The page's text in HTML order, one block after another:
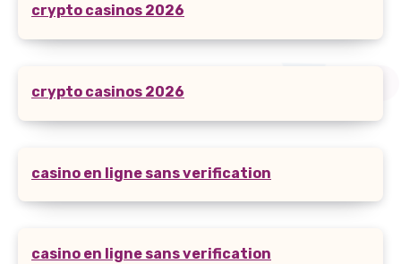
crypto casinos 2026
crypto casinos 2026
casino en ligne sans verification
casino en ligne sans verification